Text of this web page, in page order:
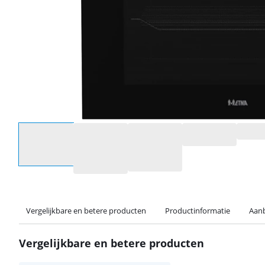
Vergelijkbare en betere producten Productinformatie
Vergelijkbare en betere producten